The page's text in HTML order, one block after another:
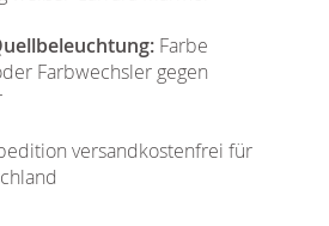
Farbe
Farbwechsler gegen
versandkostenfrei für